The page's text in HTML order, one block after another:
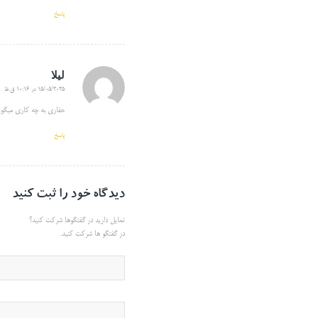
پاسخ
لیلا
گفته:
15/05/2025 در 10:16 ق.ظ
حفاری به چه کاری
پاسخ
دیدگاه خود را ثبت کنید
تمایل دارید در گفتگوها شرکت کنید؟
در گفتگو ها شرکت کنید.